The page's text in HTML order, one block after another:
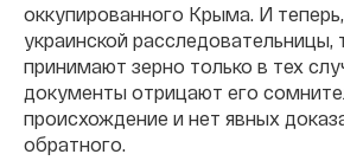
оккупированного Крыма. И
украинской расследовательницы,
принимают зерно только в тех
документы отрицают его
происхождение и нет явных
обратного.